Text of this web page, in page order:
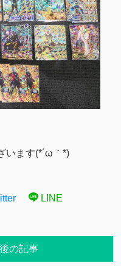
います(*´ω｀*)
LINE
の記事